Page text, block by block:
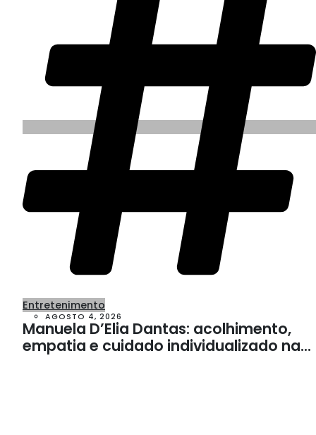
Entretenimento
AGOSTO 4, 2026
Manuela D’Elia Dantas: acolhimento,
empatia e cuidado individualizado na